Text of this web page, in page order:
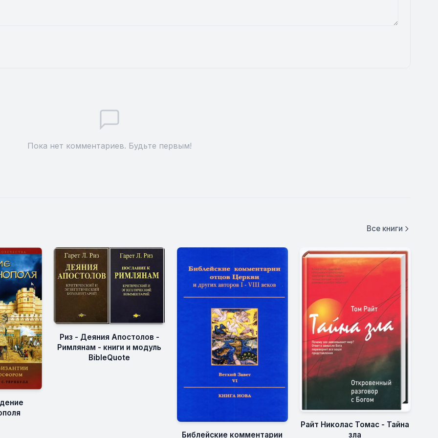
Пока нет комментариев. Будьте первым!
Все книги
Риз - Деяния Апостолов -
Римлянам - книги и модуль
BibleQuote
Библейские комментарии
Райт Николас Томас - Тайна
зла